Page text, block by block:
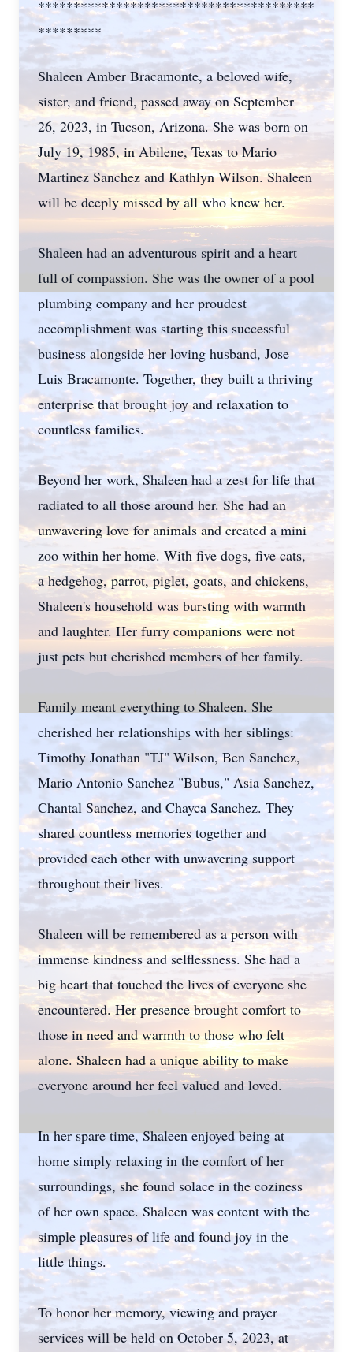
***************************************
*********
Shaleen Amber Bracamonte, a beloved wife,
sister, and friend, passed away on September
26, 2023, in Tucson, Arizona. She was born on
July 19, 1985, in Abilene, Texas to Mario
Martinez Sanchez and Kathlyn Wilson. Shaleen
will be deeply missed by all who knew her.
Shaleen had an adventurous spirit and a heart
full of compassion. She was the owner of a pool
plumbing company and her proudest
accomplishment was starting this successful
business alongside her loving husband, Jose
Luis Bracamonte. Together, they built a thriving
enterprise that brought joy and relaxation to
countless families.
Beyond her work, Shaleen had a zest for life that
radiated to all those around her. She had an
unwavering love for animals and created a mini
zoo within her home. With five dogs, five cats,
a hedgehog, parrot, piglet, goats, and chickens,
Shaleen's household was bursting with warmth
and laughter. Her furry companions were not
just pets but cherished members of her family.
Family meant everything to Shaleen. She
cherished her relationships with her siblings:
Timothy Jonathan "TJ" Wilson, Ben Sanchez,
Mario Antonio Sanchez "Bubus," Asia Sanchez,
Chantal Sanchez, and Chayca Sanchez. They
shared countless memories together and
provided each other with unwavering support
throughout their lives.
Shaleen will be remembered as a person with
immense kindness and selflessness. She had a
big heart that touched the lives of everyone she
encountered. Her presence brought comfort to
those in need and warmth to those who felt
alone. Shaleen had a unique ability to make
everyone around her feel valued and loved.
In her spare time, Shaleen enjoyed being at
home simply relaxing in the comfort of her
surroundings, she found solace in the coziness
of her own space. Shaleen was content with the
simple pleasures of life and found joy in the
little things.
To honor her memory, viewing and prayer
services will be held on October 5, 2023, at